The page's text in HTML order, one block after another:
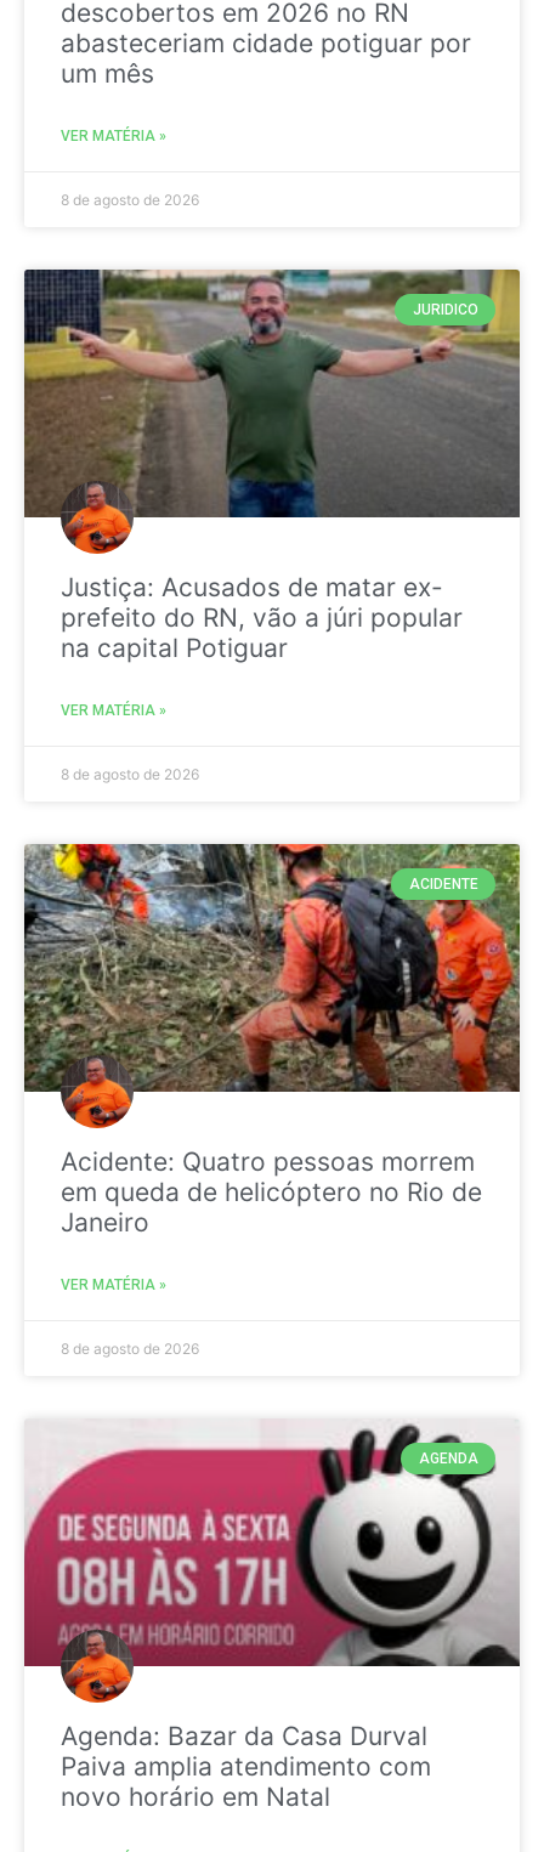
descobertos em 2026 no RN
abasteceriam cidade potiguar por
um mês
VER MATÉRIA »
8 de agosto de 2026
JURIDICO
Justiça: Acusados de matar ex-
prefeito do RN, vão a júri popular
na capital Potiguar
VER MATÉRIA »
8 de agosto de 2026
ACIDENTE
Acidente: Quatro pessoas morrem
em queda de helicóptero no Rio de
Janeiro
VER MATÉRIA »
8 de agosto de 2026
AGENDA
Agenda: Bazar da Casa Durval
Paiva amplia atendimento com
novo horário em Natal